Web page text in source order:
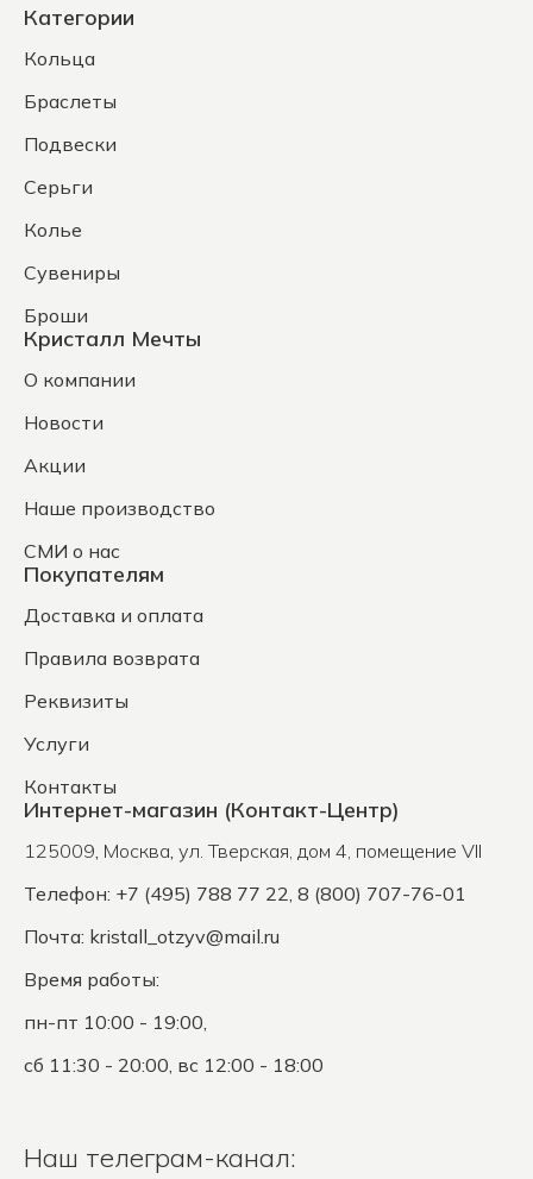
Категории
Кольца
Браслеты
Подвески
Серьги
Колье
Сувениры
Броши
Кристалл Мечты
О компании
Новости
Акции
Наше производство
СМИ о нас
Покупателям
Доставка и оплата
Правила возврата
Реквизиты
Услуги
Контакты
Интернет-магазин (Контакт-Центр)
125009, Москва, ул. Тверская, дом 4, помещение VII
Телефон: +7 (495) 788 77 22, 8 (800) 707-76-01
Почта: kristall_otzyv@mail.ru
Время работы:
пн-пт 10:00 - 19:00,
сб 11:30 - 20:00, вс 12:00 - 18:00
Наш телеграм-канал: